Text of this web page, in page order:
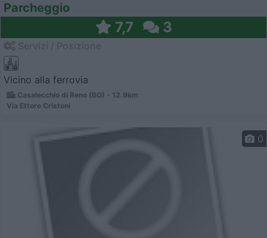
Parcheggio
7,7 3
Vicino alla ferrovia
Casalecchio di Reno (BO) - 12.9km
Via Ettore Cristoni
0